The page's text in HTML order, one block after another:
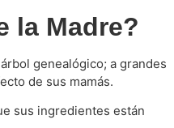
la Madre?
genealógico; a grandes
de sus mamás.
sus ingredientes están